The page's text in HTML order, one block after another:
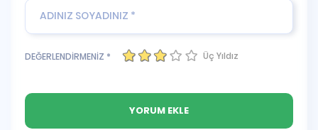
DEĞERLENDİRMENİZ * Üç Yıldız